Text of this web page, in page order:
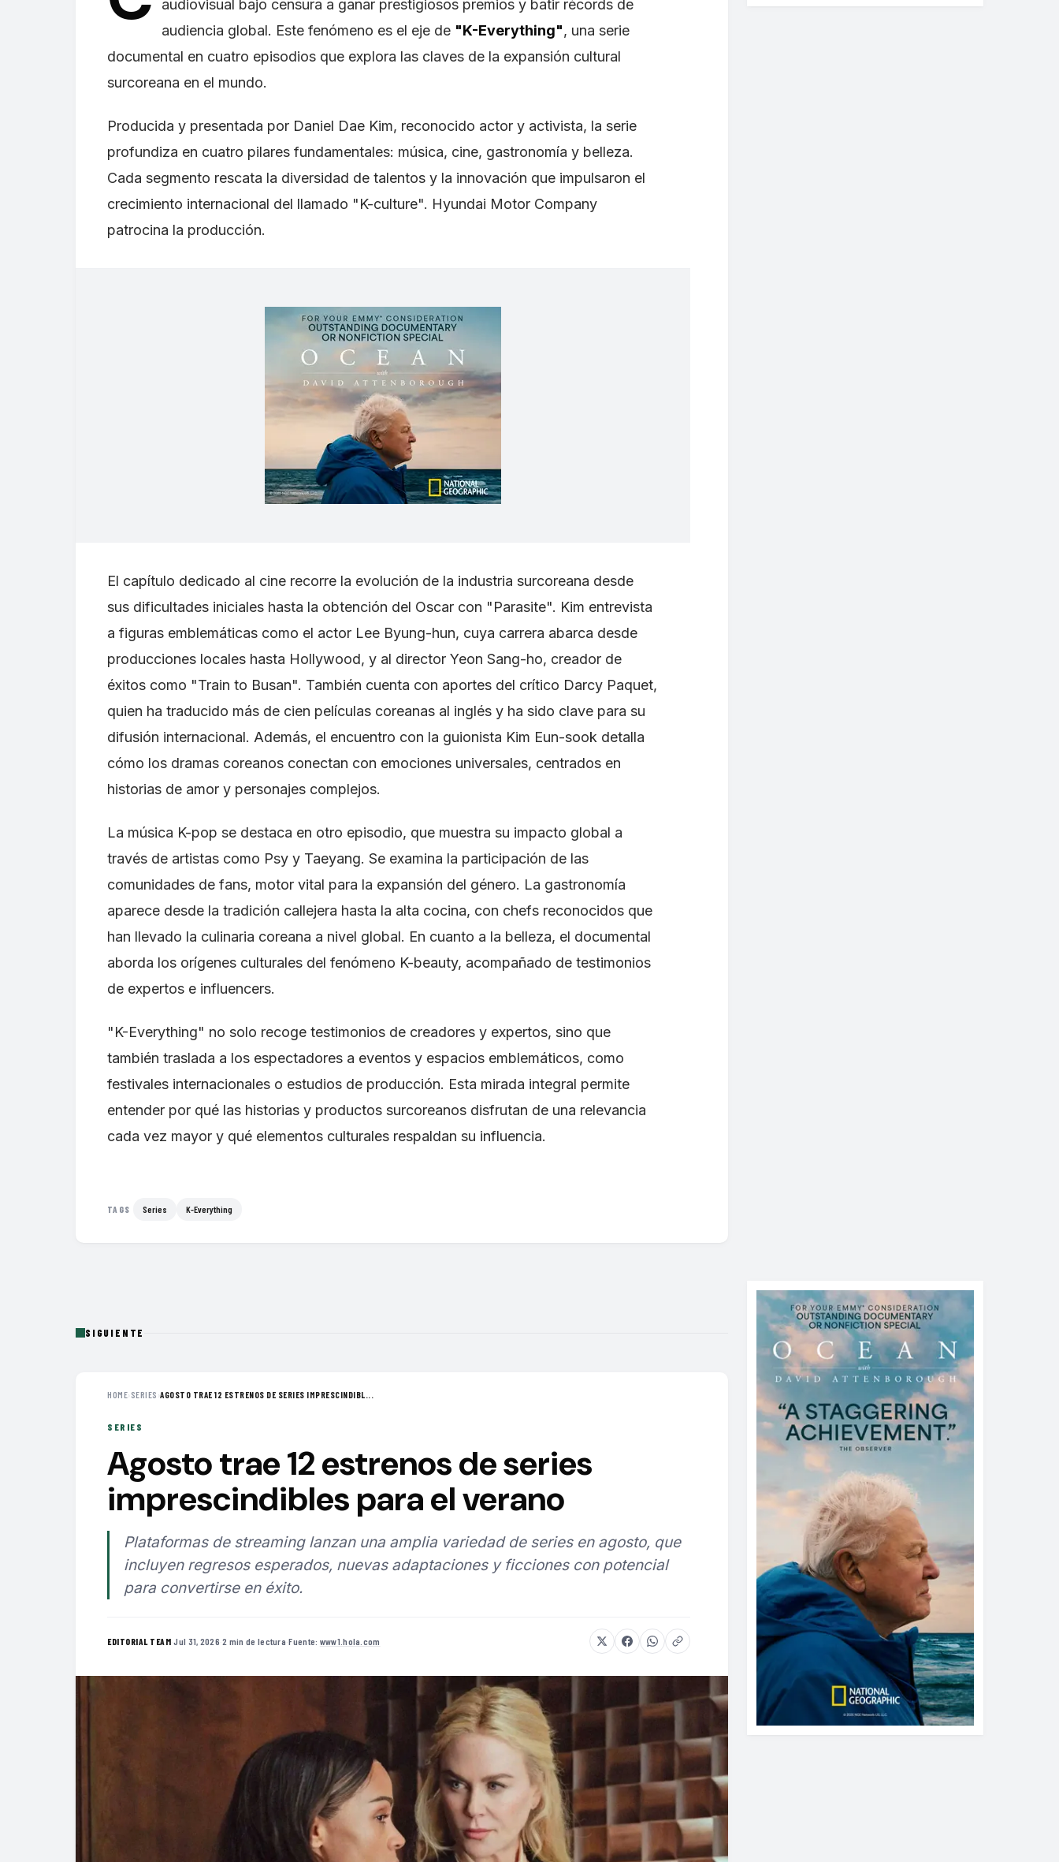
audiovisual bajo censura a ganar prestigiosos premios y batir récords de
audiencia global. Este fenómeno es el eje de "K-Everything", una serie
documental en cuatro episodios que explora las claves de la expansión cultural
surcoreana en el mundo.
Producida y presentada por Daniel Dae Kim, reconocido actor y activista, la serie
profundiza en cuatro pilares fundamentales: música, cine, gastronomía y belleza.
Cada segmento rescata la diversidad de talentos y la innovación que impulsaron el
crecimiento internacional del llamado "K-culture". Hyundai Motor Company
patrocina la producción.
El capítulo dedicado al cine recorre la evolución de la industria surcoreana desde
sus dificultades iniciales hasta la obtención del Oscar con "Parasite". Kim entrevista
a figuras emblemáticas como el actor Lee Byung-hun, cuya carrera abarca desde
producciones locales hasta Hollywood, y al director Yeon Sang-ho, creador de
éxitos como "Train to Busan". También cuenta con aportes del crítico Darcy Paquet,
quien ha traducido más de cien películas coreanas al inglés y ha sido clave para su
difusión internacional. Además, el encuentro con la guionista Kim Eun-sook detalla
cómo los dramas coreanos conectan con emociones universales, centrados en
historias de amor y personajes complejos.
La música K-pop se destaca en otro episodio, que muestra su impacto global a
través de artistas como Psy y Taeyang. Se examina la participación de las
comunidades de fans, motor vital para la expansión del género. La gastronomía
aparece desde la tradición callejera hasta la alta cocina, con chefs reconocidos que
han llevado la culinaria coreana a nivel global. En cuanto a la belleza, el documental
aborda los orígenes culturales del fenómeno K-beauty, acompañado de testimonios
de expertos e influencers.
"K-Everything" no solo recoge testimonios de creadores y expertos, sino que
también traslada a los espectadores a eventos y espacios emblemáticos, como
festivales internacionales o estudios de producción. Esta mirada integral permite
entender por qué las historias y productos surcoreanos disfrutan de una relevancia
cada vez mayor y qué elementos culturales respaldan su influencia.
TAGS Series K-Everything
SIGUIENTE
HOME› SERIES ›AGOSTO TRAE 12 ESTRENOS DE SERIES IMPRESCINDIBL...
SERIES
Agosto trae 12 estrenos de series
imprescindibles para el verano
Plataformas de streaming lanzan una amplia variedad de series en agosto, que
incluyen regresos esperados, nuevas adaptaciones y ficciones con potencial
para convertirse en éxito.
EDITORIAL TEAM·Jul 31, 2026·2 min de lectura·Fuente: www1.hola.com